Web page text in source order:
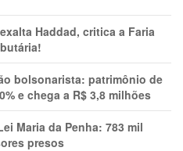
Haddad, critica a Faria
bolsonarista: patrimônio de
e chega a R$ 3,8 milhões
Maria da Penha: 783 mil
presos